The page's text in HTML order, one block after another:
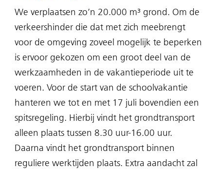
We verplaatsen zo’n 20.000 m³ grond. Om de
verkeershinder die dat met zich meebrengt
voor de omgeving zoveel mogelijk te beperken
is ervoor gekozen om een groot deel van de
werkzaamheden in de vakantieperiode uit te
voeren. Voor de start van de schoolvakantie
hanteren we tot en met 17 juli bovendien een
spitsregeling. Hierbij vindt het grondtransport
alleen plaats tussen 8.30 uur-16.00 uur.
Daarna vindt het grondtransport binnen
reguliere werktijden plaats. Extra aandacht zal